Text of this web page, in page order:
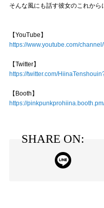
そんな風にも話す彼女のこれから
【YouTube】
https://www.youtube.com/
【Twitter】
https://twitter.com/
【Booth】
https://
SHARE ON: